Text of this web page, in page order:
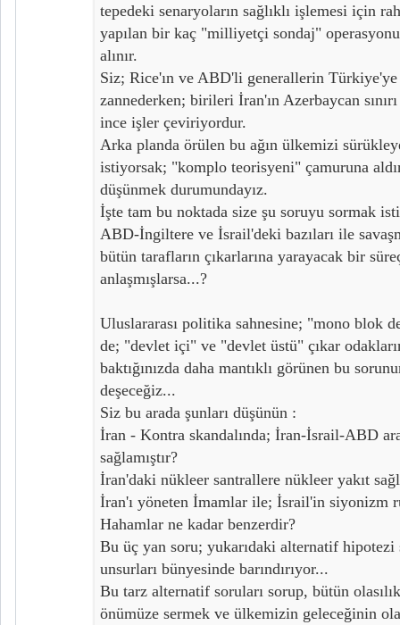
tepedeki senaryoların sağlıklı işlemesi için
yapılan bir kaç "milliyetçi sondaj"
alınır.
Siz; Rice'ın ve ABD'li generallerin
zannederken; birileri İran'ın Azerbaycan
ince işler çeviriyordur.
Arka planda örülen bu ağın ülkemizi
istiyorsak; "komplo teorisyeni" çamuruna
düşünmek durumundayız.
İşte tam bu noktada size şu soruyu sormak
ABD-İngiltere ve İsrail'deki bazıları ile
bütün tarafların çıkarlarına yarayacak bir
anlaşmışlarsa...?
Uluslararası politika sahnesine; "mono blok
de; "devlet içi" ve "devlet üstü" çıkar
baktığınızda daha mantıklı görünen bu
deşeceğiz...
Siz bu arada şunları düşünün :
İran - Kontra skandalında; İran-İsrail-ABD
sağlamıştır?
İran'daki nükleer santrallere nükleer yakıt
İran'ı yöneten İmamlar ile; İsrail'in siyonizm
Hahamlar ne kadar benzerdir?
Bu üç yan soru; yukarıdaki alternatif hipotezi
unsurları bünyesinde barındırıyor...
Bu tarz alternatif soruları sorup, bütün
önümüze sermek ve ülkemizin geleceğinin